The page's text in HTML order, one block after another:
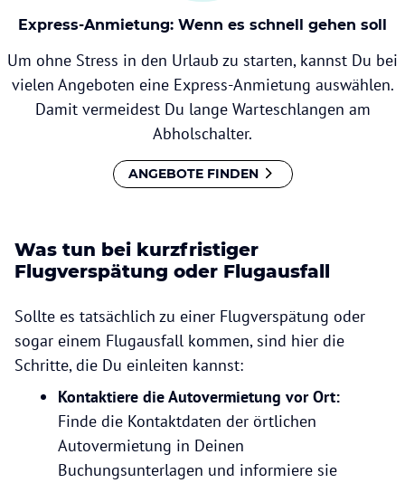
Express-Anmietung: Wenn es schnell gehen soll
Um ohne Stress in den Urlaub zu starten, kannst Du bei
vielen Angeboten eine Express-Anmietung auswählen.
Damit vermeidest Du lange Warteschlangen am
Abholschalter.
ANGEBOTE FINDEN
Was tun bei kurzfristiger
Flugverspätung oder Flugausfall
Sollte es tatsächlich zu einer Flugverspätung oder
sogar einem Flugausfall kommen, sind hier die
Schritte, die Du einleiten kannst:
Kontaktiere die Autovermietung vor Ort:
Finde die Kontaktdaten der örtlichen
Autovermietung in Deinen
Buchungsunterlagen und informiere sie